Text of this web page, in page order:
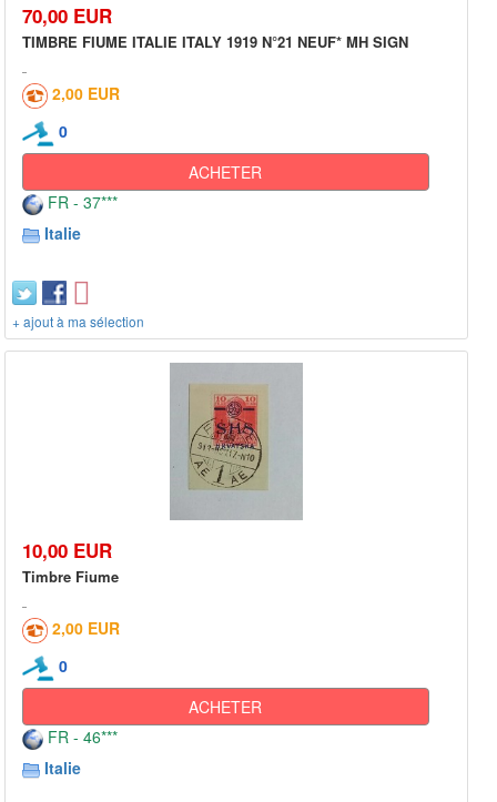
70,00 EUR
TIMBRE FIUME ITALIE ITALY 1919 N°21 NEUF* MH SIGN
2,00 EUR
0
ACHETER
FR - 37***
Italie
+ ajout à ma sélection
10,00 EUR
Timbre Fiume
2,00 EUR
0
ACHETER
FR - 46***
Italie